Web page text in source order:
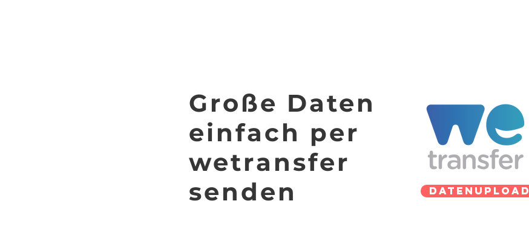
Große Daten
einfach per
wetransfer
senden
datenupload